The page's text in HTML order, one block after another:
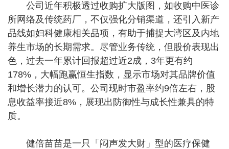
公司近年积极透过收购扩大版图，如收购中医诊
所网络及传统药厂，不仅强化分销渠道，还引入新产
品线如妇科健康相关品项，有助于捕捉大湾区及内地
养生市场的长期需求。尽管业务传统，但股价表现出
色，过去一年累计回报超过近2成，3年更有约
178%，大幅跑赢恒生指数，显示市场对其品牌价值
和增长潜力的认可。公司现时市盈率约9倍左右，股
息收益率接近8%，展现出防御性与成长性兼具的特
质。
健倍苗苗是一只「闷声发大财」型的医疗保健